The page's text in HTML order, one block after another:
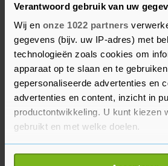
Verantwoord gebruik van uw
Wij en onze 1022 partners
gegevens (bijv. uw IP-adres) met
technologieën zoals cookies om
apparaat op te slaan en te
gepersonaliseerde advertenties en
advertenties en content, inzicht in
productontwikkeling. U kunt kiezen
gebruikt en met welke doelen.
Als u het toestaat, willen we ook
MAA laat in een reactie weten
maatregelen te nemen om
ontlasten en geluidsoverlast
"Want net als
omwonenden zijn wij
noodzaak om de luchtvaart te
de overlast te beperken", aldus
woordvoerster. "Over het
impact van onze luchthaven